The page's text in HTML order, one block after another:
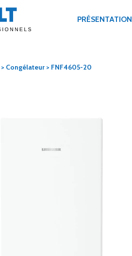
PRÉSENTATION
> Congélateur > FNF4605-20